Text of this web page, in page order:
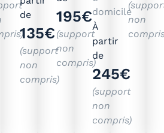
de
135€
(support
non
compris)
195€
(support
non
compris)
domicile
À
partir
de
245€
(support
non
compris)
non